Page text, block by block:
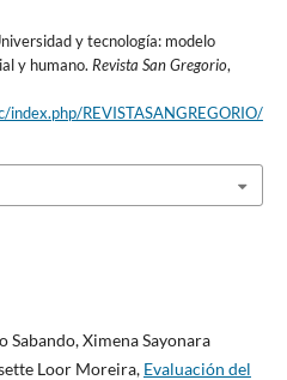
y tecnología: modelo
y humano. Revista San Gregorio,
REVISTASANGREGORIO/
Sabando, Ximena Sayonara
Loor Moreira, Evaluación del